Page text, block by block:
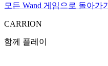
모든 Wand 게임으로 돌아가기
CARRION
함께 플레이